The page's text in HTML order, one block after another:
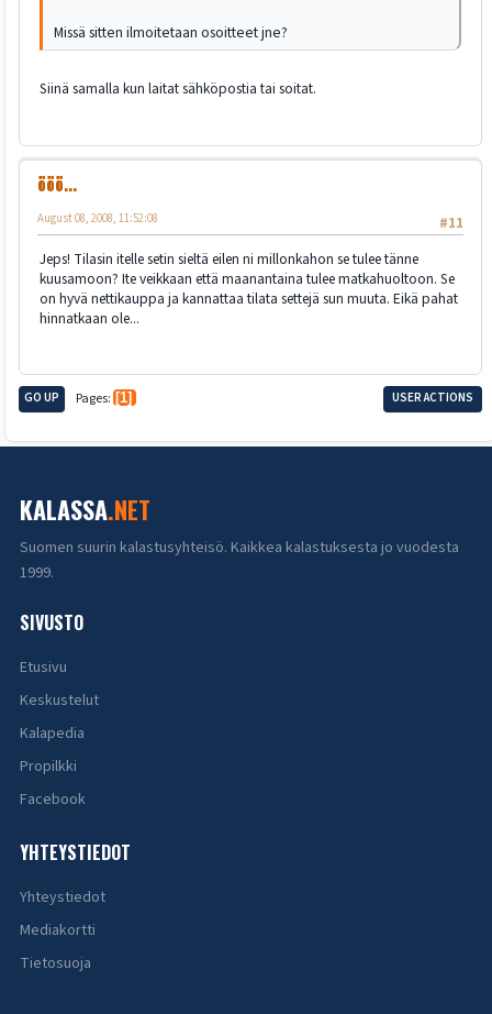
Missä sitten ilmoitetaan osoitteet jne?
Siinä samalla kun laitat sähköpostia tai soitat.
ööö...
#11
August 08, 2008, 11:52:08
Jeps! Tilasin itelle setin sieltä eilen ni millonkahon se tulee tänne
kuusamoon? Ite veikkaan että maanantaina tulee matkahuoltoon. Se
on hyvä nettikauppa ja kannattaa tilata settejä sun muuta. Eikä pahat
hinnatkaan ole...
GO UP Pages 1 USER ACTIONS
KALASSA.NET
Suomen suurin kalastusyhteisö. Kaikkea kalastuksesta jo vuodesta
1999.
SIVUSTO
Etusivu
Keskustelut
Kalapedia
Propilkki
Facebook
YHTEYSTIEDOT
Yhteystiedot
Mediakortti
Tietosuoja